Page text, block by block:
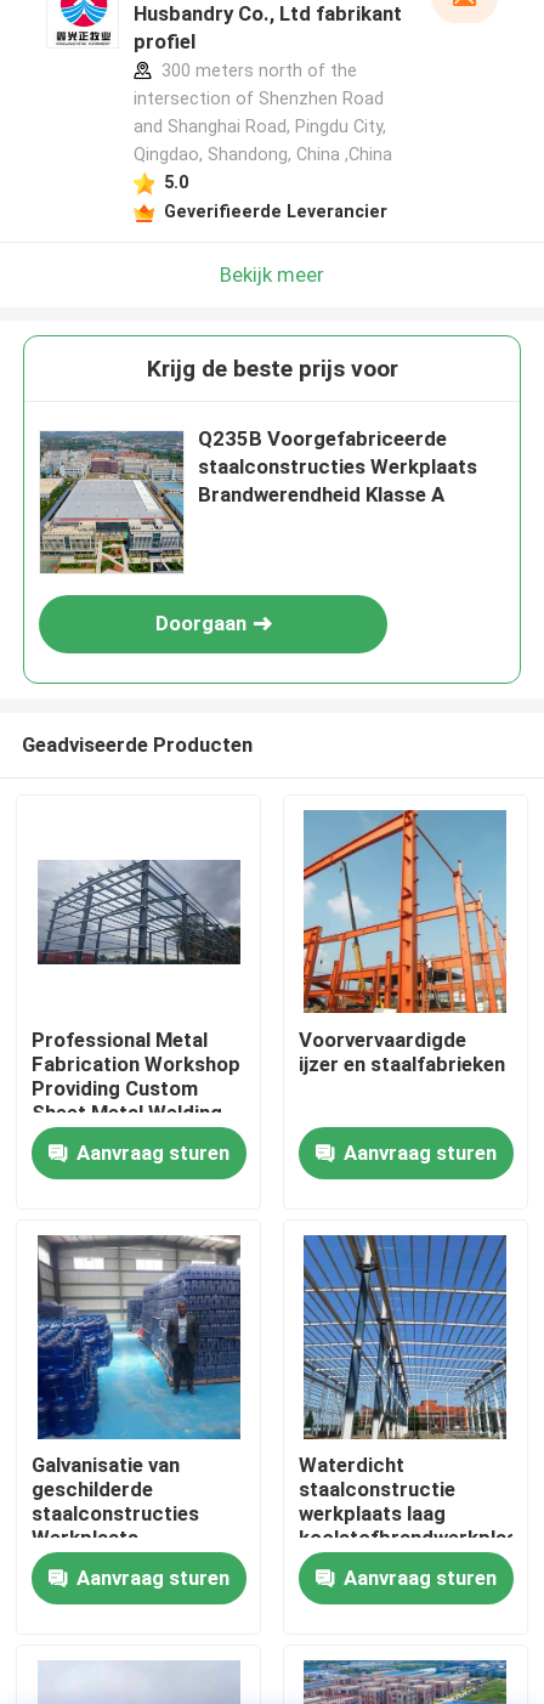
Producten
Over ons
Fabriekstocht
Kwaliteitscontrole
Neem contact met ons op
Nieuws
Gevallen
Husbandry Co., Ltd fabrikant
profiel
300 meters north of the
intersection of Shenzhen Road
and Shanghai Road, Pingdu City,
Qingdao, Shandong, China ,China
5.0
Geverifieerde Leverancier
Bekijk meer
Krijg de beste prijs voor
Q235B Voorgefabriceerde
staalconstructies Werkplaats
Brandwerendheid Klasse A
Doorgaan
Geadviseerde Producten
Professional Metal
Fabrication Workshop
Providing Custom
Sheet Metal Welding
Cutting and Assembly
Solutions for
Industrial
Aanvraag sturen
Voorvervaardigde
ijzer­ en staalfabrieken
Aanvraag sturen
Galvanisatie van
geschilderde
staalconstructies
Werkplaats
Voorafgebouwde
staalwerkplaats
Gebouw
Aanvraag sturen
Waterdicht
staalconstructie
werkplaats laag
koolstofbrandwerkplaats
prefab metaal
Aanvraag sturen